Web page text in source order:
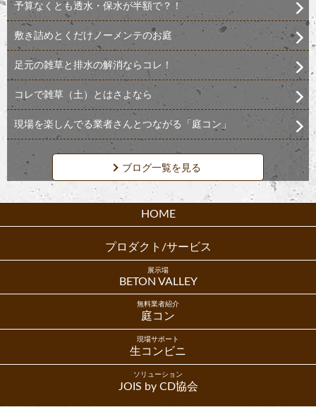
予算なくとも透水・保水が半額で？！
敷き詰めとくだけノーメンテのお庭
足元の雑草と排水の解消ならコレ！
コレで雑草（土）とはさよなら
現場を楽しんでる業者さんとつながる「庭コン」
ブログ一覧を見る
HOME
プロダクト/サービス
展示場
BETON VALLEY
無料業者紹介
庭コン
現場サポート
生コンビニ
ソリューション
JOIS by CD協会